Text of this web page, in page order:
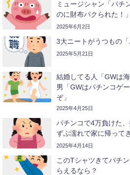
ミュージシャン「パチ
のに財布パクられた！」
2025年6月2日
3大ニートがうつもの
2025年5月21日
結婚してる人「GWは
男「GWはパチンコゲ
ぞ」
2025年4月25日
パチンコで4万負けた
ずぶ濡れで家に帰って
2025年4月14日
このTシャツきてパチ
らえるなら？